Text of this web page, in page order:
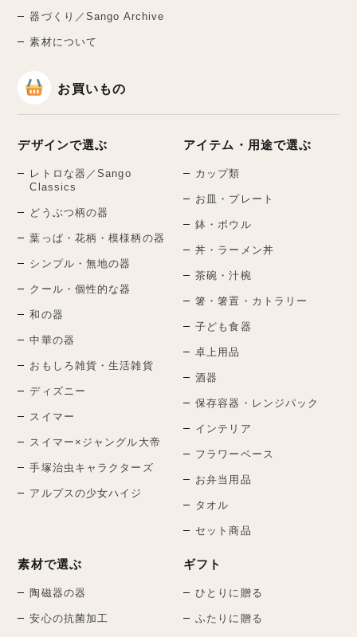
器づくり／Sango Archive
素材について
お買いもの
デザインで選ぶ
レトロな器／Sango
Classics
どうぶつ柄の器
葉っぱ・花柄・模様柄の器
シンプル・無地の器
クール・個性的な器
和の器
中華の器
おもしろ雑貨・生活雑貨
ディズニー
スイマー
スイマー×ジャングル大帝
手塚治虫キャラクターズ
アルプスの少女ハイジ
アイテム・用途で選ぶ
カップ類
お皿・プレート
鉢・ボウル
丼・ラーメン丼
茶碗・汁椀
箸・箸置・カトラリー
子ども食器
卓上用品
酒器
保存容器・レンジパック
インテリア
フラワーベース
お弁当用品
タオル
セット商品
素材で選ぶ
陶磁器の器
安心の抗菌加工
ギフト
ひとりに贈る
ふたりに贈る